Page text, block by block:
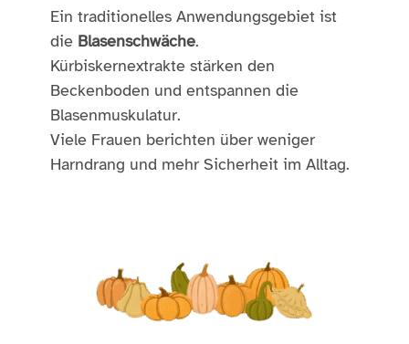
Ein traditionelles Anwendungsgebiet ist
die Blasenschwäche.
Kürbiskernextrakte stärken den
Beckenboden und entspannen die
Blasenmuskulatur.
Viele Frauen berichten über weniger
Harndrang und mehr Sicherheit im Alltag.